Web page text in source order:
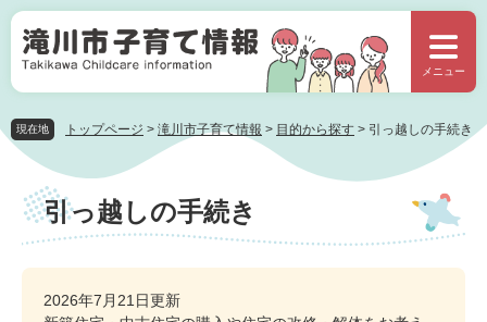
ペ
の
頭
で
メ
ー
飛
ば
メニュー
現在地 トップページ > 滝川市子育て情報 > 目的から探す > 引っ越しの手続き
本
文 引っ越しの手続き
2026年7月21日更新